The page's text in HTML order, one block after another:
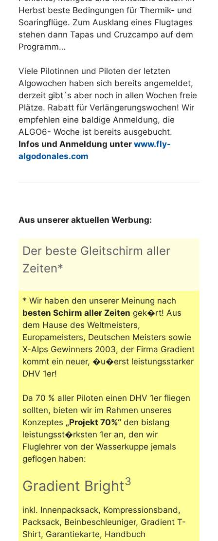
Herbst beste Bedingungen für Thermik- und
Soaringflüge. Zum Ausklang eines Flugtages
stehen dann Tapas und Cruzcampo auf dem
Programm…
Viele Pilotinnen und Piloten der letzten
Algowochen haben sich bereits angemeldet,
derzeit gibt´s aber noch in allen Wochen freie
Plätze. Rabatt für Verlängerungswochen! Wir
empfehlen eine baldige Anmeldung, die
ALGO6- Woche ist bereits ausgebucht.
Infos und Anmeldung unter www.fly-
algodonales.com
Aus unserer aktuellen Werbung:
Der beste Gleitschirm aller
Zeiten*
* Wir haben den unserer Meinung nach
besten Schirm aller Zeiten gek�rt! Aus
dem Hause des Weltmeisters,
Europameisters, Deutschen Meisters sowie
X-Alps Gewinners 2003, der Firma Gradient
kommt ein neuer, �u�erst leistungsstarker
DHV 1er!
Da 70 % aller Piloten einen DHV 1er fliegen
sollten, bieten wir im Rahmen unseres
Konzeptes „Projekt 70%“ den bislang
leistungsst�rksten 1er an, den wir
Fluglehrer von der Wasserkuppe jemals
geflogen haben:
Gradient Bright3
inkl. Innenpacksack, Kompressionsband,
Packsack, Beinbeschleuniger, Gradient T-
Shirt, Garantiekarte, Handbuch